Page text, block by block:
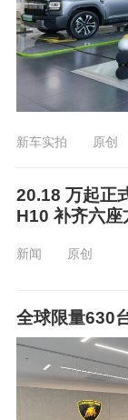
新车实拍 原创
20.18 万起正
H10 补齐六座
新闻 原创
全球限量630